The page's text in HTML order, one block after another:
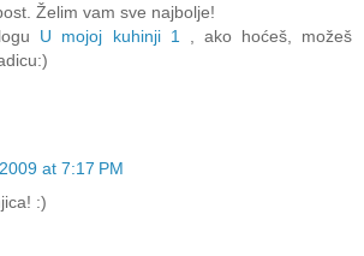
Želim vam sve najbolje!
U mojoj kuhinji 1, ako hoćeš, možeš
at 7:17 PM
:)